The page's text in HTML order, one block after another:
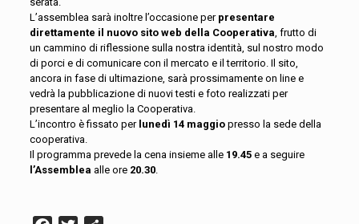
L’assemblea sarà inoltre l’occasione per presentare
direttamente il nuovo sito web della Cooperativa, frutto di
un cammino di riflessione sulla nostra identità, sul nostro modo
di porci e di comunicare con il mercato e il territorio. Il sito,
ancora in fase di ultimazione, sarà prossimamente on line e
vedrà la pubblicazione di nuovi testi e foto realizzati per
presentare al meglio la Cooperativa.
L’incontro è fissato per lunedì 14 maggiopresso la sede della
cooperativa.
Il programma prevede la cena insieme alle 19.45e a seguire
l’Assemblea alle ore 20.30.